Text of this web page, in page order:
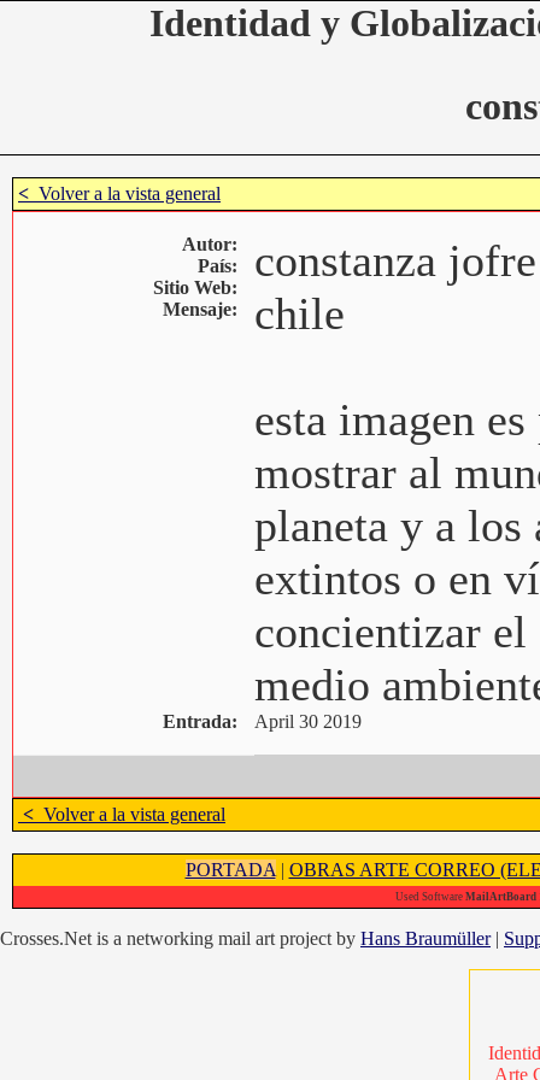
Identidad y
< Volver a la vista general
Autor:
País:
Sitio Web:
Mensaje:
constanza jofre
chile
esta imagen
mostrar al
planeta y a los
extintos o en
concientizar
medio
Entrada: April 30 2019
< Volver a la vista general
PORTADA | OBRAS ARTE CORREO
Used Software MailArtBoard
Crosses.Net is a networking mail art project by Hans Braumüller|
Arte